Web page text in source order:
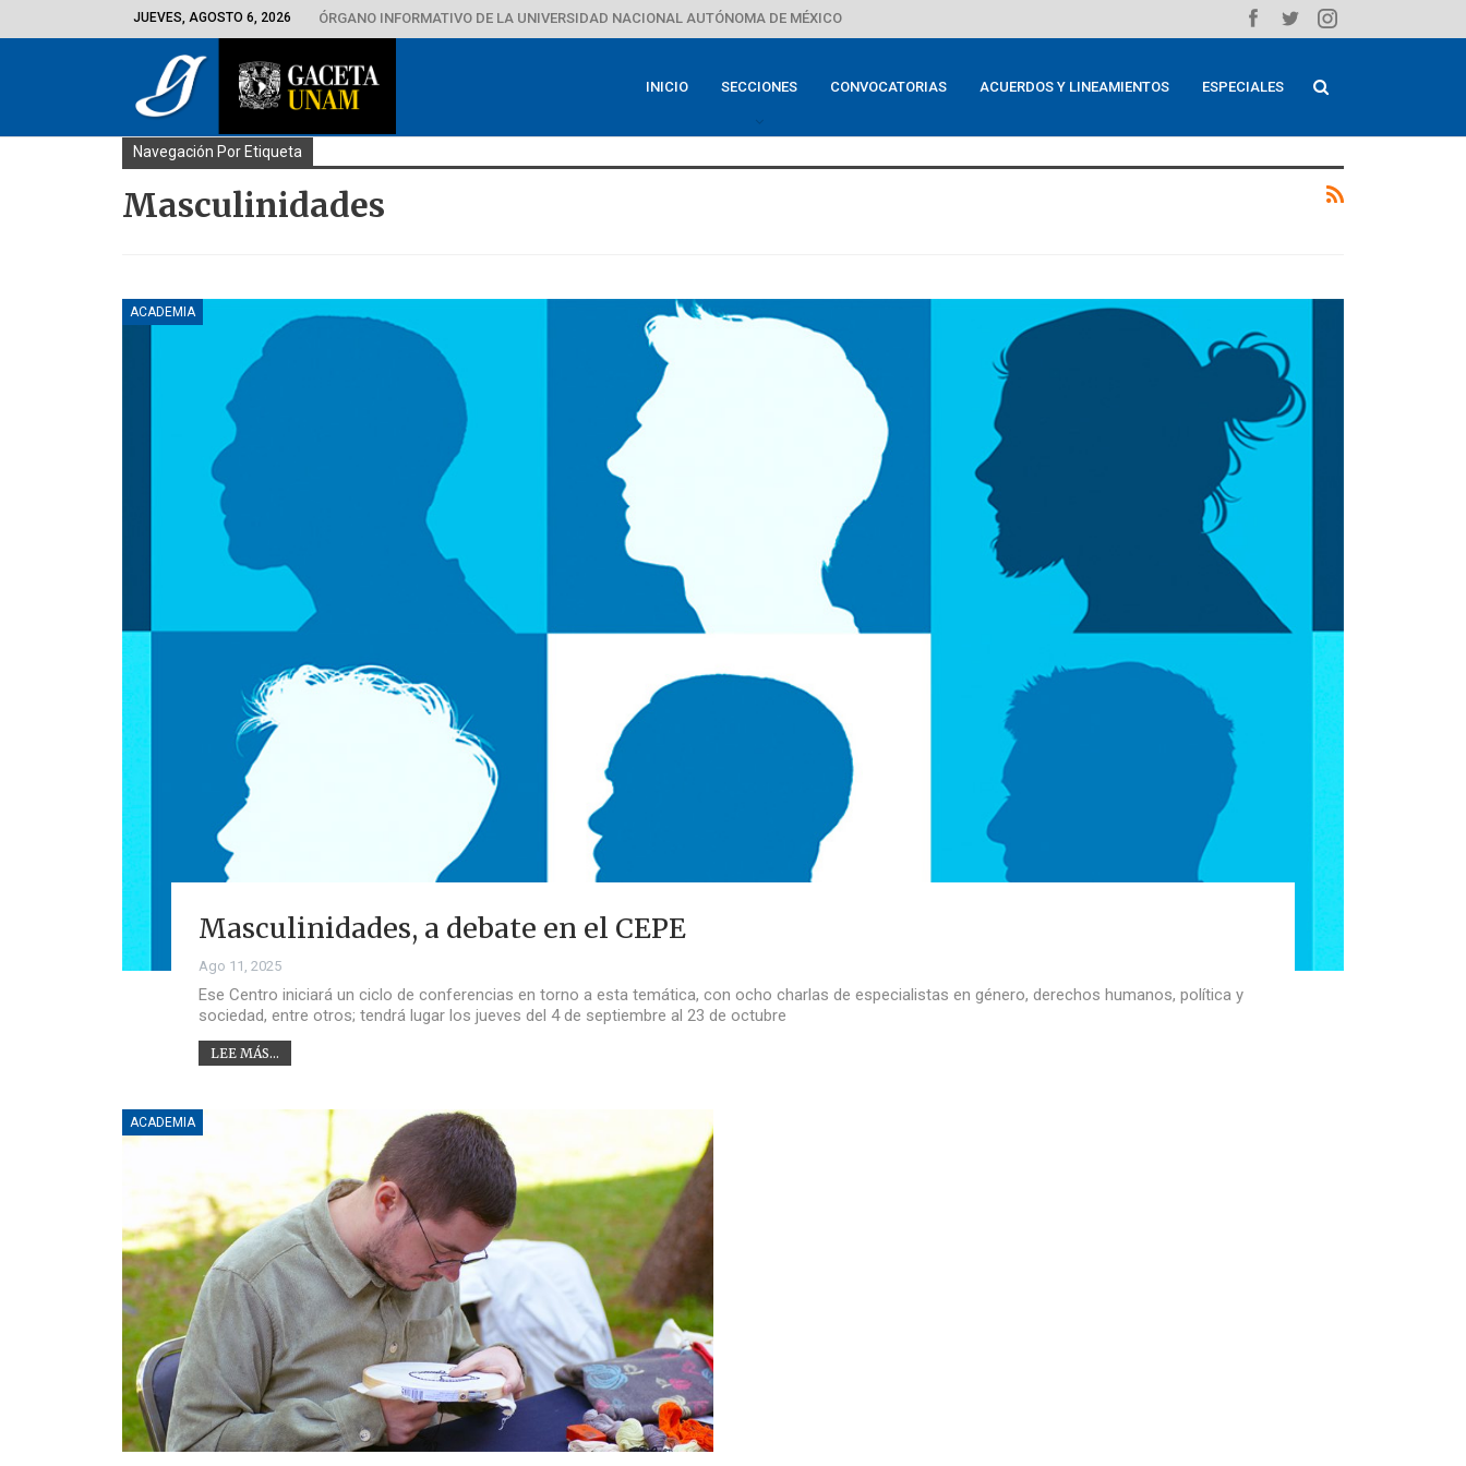
JUEVES, AGOSTO 6, 2026 ÓRGANO INFORMATIVO DE LA UNIVERSIDAD NACIONAL AUTÓNOMA DE MÉXICO
INICIO SECCIONES CONVOCATORIAS ACUERDOS Y LINEAMIENTOS ESPECIALES
Navegación Por Etiqueta
Masculinidades
ACADEMIA
Masculinidades, a debate en el CEPE
Ago 11, 2025
Ese Centro iniciará un ciclo de conferencias en torno a esta temática, con ocho charlas de especialistas en género, derechos humanos, política y
sociedad, entre otros; tendrá lugar los jueves del 4 de septiembre al 23 de octubre
LEE MÁS...
ACADEMIA